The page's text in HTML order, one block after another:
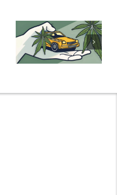
Cannabis
Samen
kaufen: Alles
was Sie